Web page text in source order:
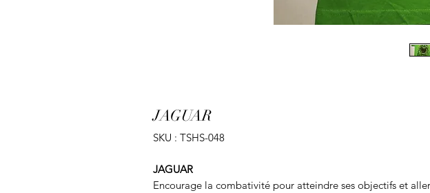
JAGUAR
SKU : TSHS-048
JAGUAR
Encourage la combativité pour atteindre ses objectifs et